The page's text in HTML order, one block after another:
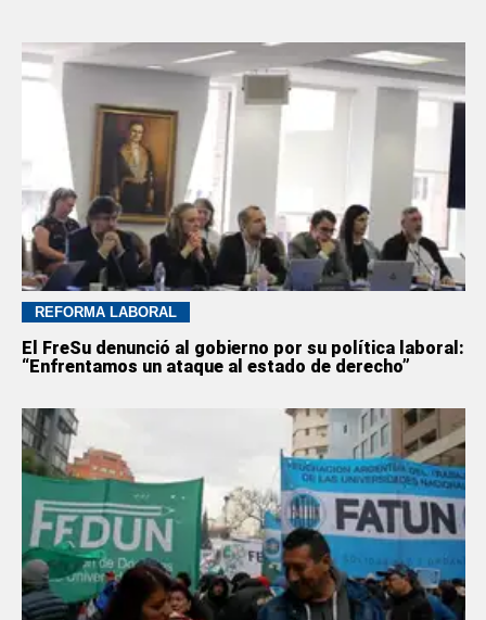
REFORMA LABORAL
El FreSu denunció al gobierno por su política laboral:
“Enfrentamos un ataque al estado de derecho”